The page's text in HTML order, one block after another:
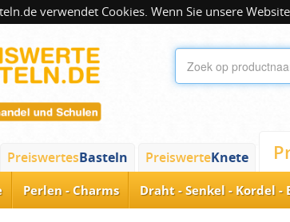
verwendet Cookies. Wenn Sie unsere
PreiswertesBasteln PreiswerteKnete
Perlen - Charms Draht - Senkel - Kordel -